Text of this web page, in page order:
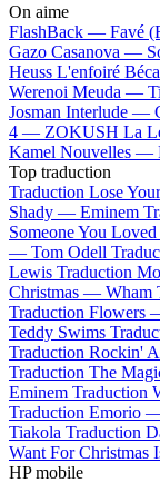
On aime
FlashBack — Favé
Gazo Casanova —
Heuss L'enfoiré
Werenoi Meuda —
Josman Interlude —
4 — ZOKUSH La
Kamel Nouvelles —
Top traduction
Traduction Lose
Shady — Eminem
Someone You
— Tom Odell
Lewis Traduction
Christmas — Wham
Traduction Flowers
Teddy Swims
Traduction Rockin'
Traduction The
Eminem Traduction
Traduction Emorio
Tiakola Traduction
Want For Christmas
HP mobile